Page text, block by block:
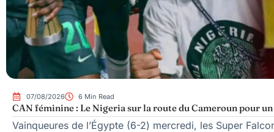
07/08/2026 6 Min Read
CAN féminine : Le Nigeria sur la route du Cameroun pour
Vainqueures de l’Égypte (6-2) mercredi, les Super